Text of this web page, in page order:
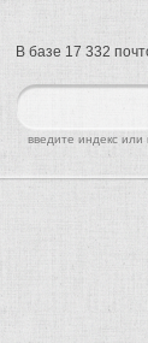
найти
введите индекс или
В базе 17 332